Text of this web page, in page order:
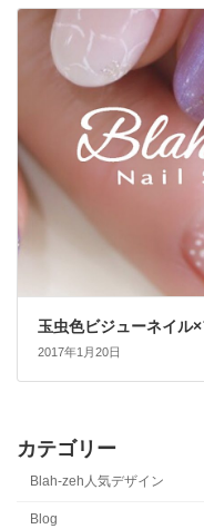
玉虫色ビジューネイル
2017年1月20日
カテゴリー
Blah-zeh人気デザイン
Blog